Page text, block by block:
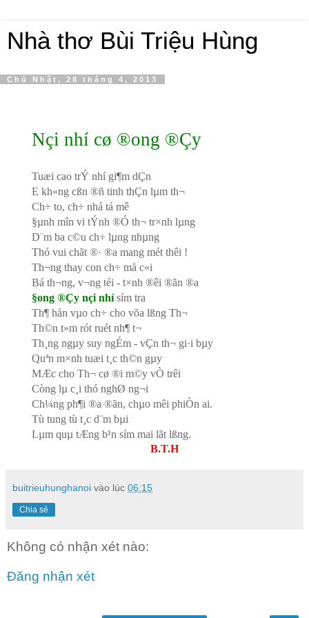
Nhà thơ Bùi Triệu Hùng
Chủ Nhật, 28 tháng 4, 2013
Nçi nhí cø ®ong ®Çy
Tuæi cao trÝ nhí gi¶m dÇn
E kh«ng cßn ®ñ tinh thÇn lµm th¬
Ch÷ to, ch÷ nhá tá mê
§µnh m­în vi tÝnh ®Ó th¬ tr×nh lµng
D¨m ba c©u ch÷ lµng nhµng
Thó vui chãt ®· ®a mang mét thêi !
Th­¬ng thay con ch÷ må c«i
Bá th­¬ng, v­¬ng téi - t×nh ®êi ®ãn ®­a
§ong ®Çy nçi nhísím tr­a
Th¶ hån vµo ch÷ cho võa lßng Th¬
Th©n t»m rót ruét nh¶ t¬
Th¸ng ngµy suy ngÉm - vÇn th¬ gi·i bµy
Quªn m×nh tuæi t¸c th©n gµy
MÆc cho Th¬ cø ®i m©y vÒ trêi
Còng lµ c¸i thó nghØ ng¬i
Ch¼ng ph¶i ®­a ®ãn, chµo mêi phiÒn ai.
Tù tung tù t¸c d¨m bµi
Lµm quµ tÆng b¹n sím mai lãt lßng.
B.T.H
buitrieuhunghanoi vào lúc 06:15
Chia sẻ
Không có nhận xét nào:
Đăng nhận xét